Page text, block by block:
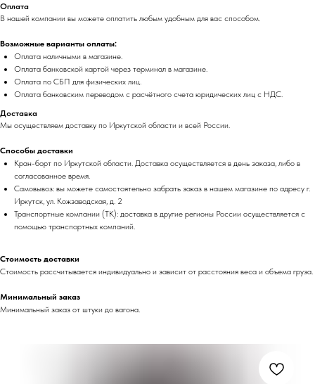
Оплата
В нашей компании вы можете оплатить любым удобным для вас способом.
Возможные варианты оплаты:
Оплата наличными в магазине.
Оплата банковской картой через терминал в магазине.
Оплата по СБП для физических лиц.
Оплата банковским переводом с расчётного счета юридических лиц с НДС.
Доставка
Мы осуществляем доставку по Иркутской области и всей России.
Способы доставки
Кран-борт по Иркутской области. Доставка осуществляется в день заказа, либо в
согласованное время.
Самовывоз: вы можете самостоятельно забрать заказ в нашем магазине по адресу г.
Иркутск, ул. Кожзаводская, д. 2
Транспортные компании (ТК): доставка в другие регионы России осуществляется с
помощью транспортных компаний.
Стоимость доставки
Стоимость рассчитывается индивидуально и зависит от расстояния веса и объема груза.
Минимальный заказ
Минимальный заказ от штуки до вагона.